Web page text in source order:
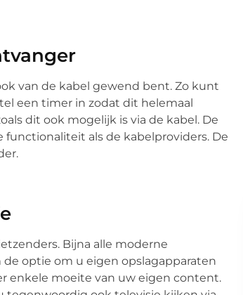
van de kabel gewend bent. Zo kunt
een timer in zodat dit helemaal
dit ook mogelijk is via de kabel. De
als de kabelproviders. De
Bijna alle moderne
optie om u eigen opslagapparaten
enkele moeite van uw eigen content.